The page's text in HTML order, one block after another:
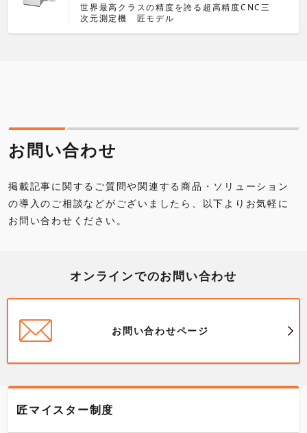
世界最高クラスの精度を誇る超高精度CNC三
次元測定機 匠モデル
お問い合わせ
掲載記事に関するご質問や関連する商品・ソリューション
の導入のご相談などがございましたら、以下よりお気軽に
お問い合わせください。
オンラインでのお問い合わせ
お問い合わせページ
匠マイスター制度